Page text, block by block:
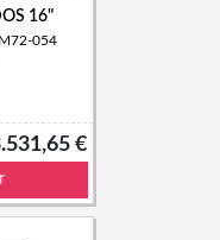
16"
054
€